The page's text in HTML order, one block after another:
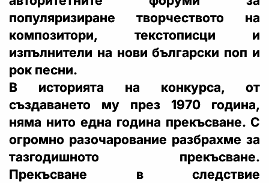
популяризиране творчеството на
композитори, текстописци и
изпълнители на нови български поп и
рок песни.
В историята на конкурса, от
създаването му през 1970 година,
няма нито една година прекъсване. С
огромно разочарование разбрахме за
тазгодишното прекъсване.
Прекъсване в следствие